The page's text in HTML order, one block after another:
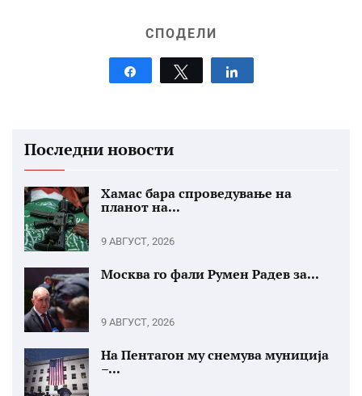
СПОДЕЛИ
Tweet
Последни новости
Хамас бара спроведување на
планот на...
9 АВГУСТ, 2026
Москва го фали Румен Радев за...
9 АВГУСТ, 2026
На Пентагон му снемува муниција
–...